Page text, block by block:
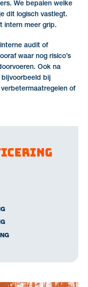
We bepalen welke
dit logisch vastlegt.
intern meer grip.
audit of
waar nog risico’s
Ook na
bij
of